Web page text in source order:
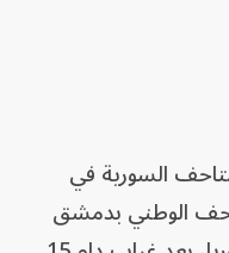
السورية في
الوطني بدمشق